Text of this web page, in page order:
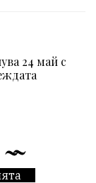
24 май с